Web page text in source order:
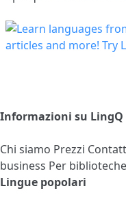
Informazioni su LingQ
Chi siamo Prezzi
business Per biblioteche
Lingue popolari